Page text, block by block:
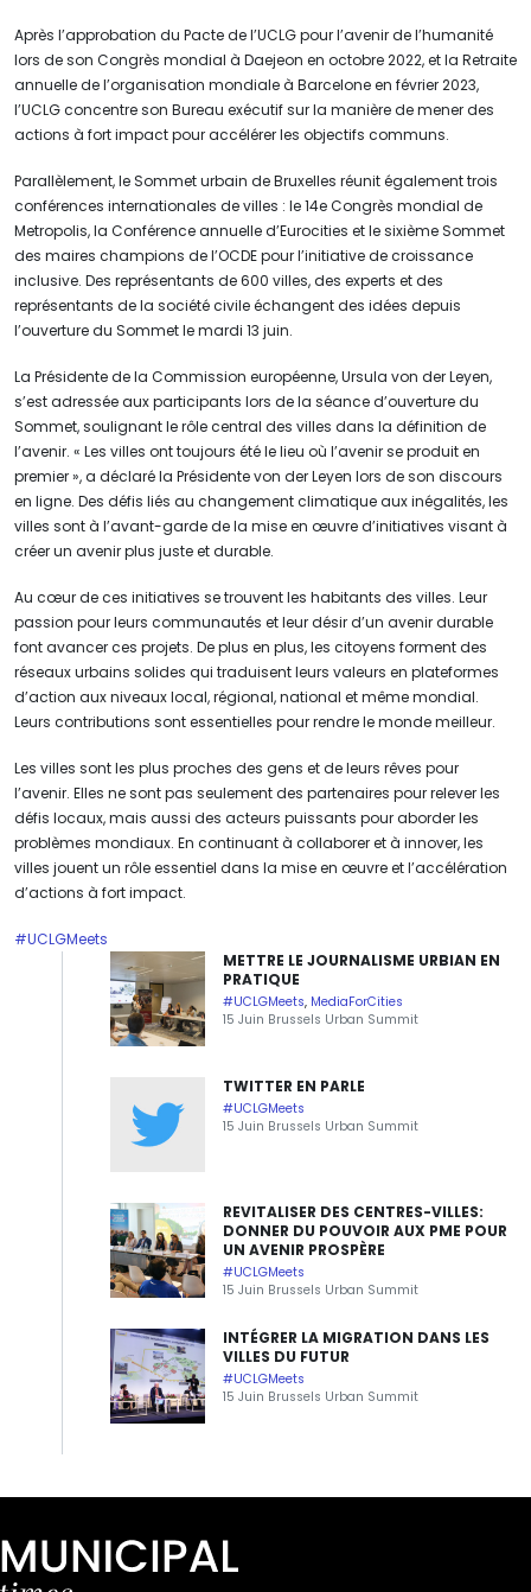
Après l’approbation du Pacte de l’UCLG pour l’avenir de l’humanité
lors de son Congrès mondial à Daejeon en octobre 2022, et la Retraite
annuelle de l’organisation mondiale à Barcelone en février 2023,
l’UCLG concentre son Bureau exécutif sur la manière de mener des
actions à fort impact pour accélérer les objectifs communs.
Parallèlement, le Sommet urbain de Bruxelles réunit également trois
conférences internationales de villes : le 14e Congrès mondial de
Metropolis, la Conférence annuelle d’Eurocities et le sixième Sommet
des maires champions de l’OCDE pour l’initiative de croissance
inclusive. Des représentants de 600 villes, des experts et des
représentants de la société civile échangent des idées depuis
l’ouverture du Sommet le mardi 13 juin.
La Présidente de la Commission européenne, Ursula von der Leyen,
s’est adressée aux participants lors de la séance d’ouverture du
Sommet, soulignant le rôle central des villes dans la définition de
l’avenir. « Les villes ont toujours été le lieu où l’avenir se produit en
premier », a déclaré la Présidente von der Leyen lors de son discours
en ligne. Des défis liés au changement climatique aux inégalités, les
villes sont à l’avant-garde de la mise en œuvre d’initiatives visant à
créer un avenir plus juste et durable.
Au cœur de ces initiatives se trouvent les habitants des villes. Leur
passion pour leurs communautés et leur désir d’un avenir durable
font avancer ces projets. De plus en plus, les citoyens forment des
réseaux urbains solides qui traduisent leurs valeurs en plateformes
d’action aux niveaux local, régional, national et même mondial.
Leurs contributions sont essentielles pour rendre le monde meilleur.
Les villes sont les plus proches des gens et de leurs rêves pour
l’avenir. Elles ne sont pas seulement des partenaires pour relever les
défis locaux, mais aussi des acteurs puissants pour aborder les
problèmes mondiaux. En continuant à collaborer et à innover, les
villes jouent un rôle essentiel dans la mise en œuvre et l’accélération
d’actions à fort impact.
#UCLGMeets
METTRE LE JOURNALISME URBIAN EN
PRATIQUE
#UCLGMeets, MediaForCities
15 Juin Brussels Urban Summit
TWITTER EN PARLE
#UCLGMeets
15 Juin Brussels Urban Summit
REVITALISER DES CENTRES-VILLES:
DONNER DU POUVOIR AUX PME POUR
UN AVENIR PROSPÈRE
#UCLGMeets
15 Juin Brussels Urban Summit
INTÉGRER LA MIGRATION DANS LES
VILLES DU FUTUR
#UCLGMeets
15 Juin Brussels Urban Summit